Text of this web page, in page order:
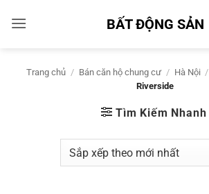
qua
BẤT ĐỘNG SẢN
Trang chủ / Bán căn hộ chung cư / Hà Nội /
Riverside
Tìm Kiếm Nhanh